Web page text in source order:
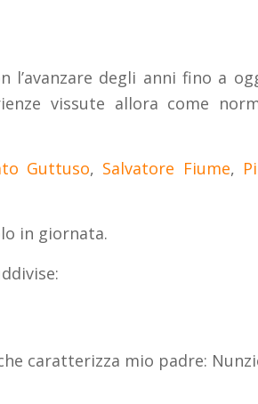
degli anni fino a
vissute allora come
Guttuso, Salvatore Fiume,
in giornata.
caratterizza mio padre: